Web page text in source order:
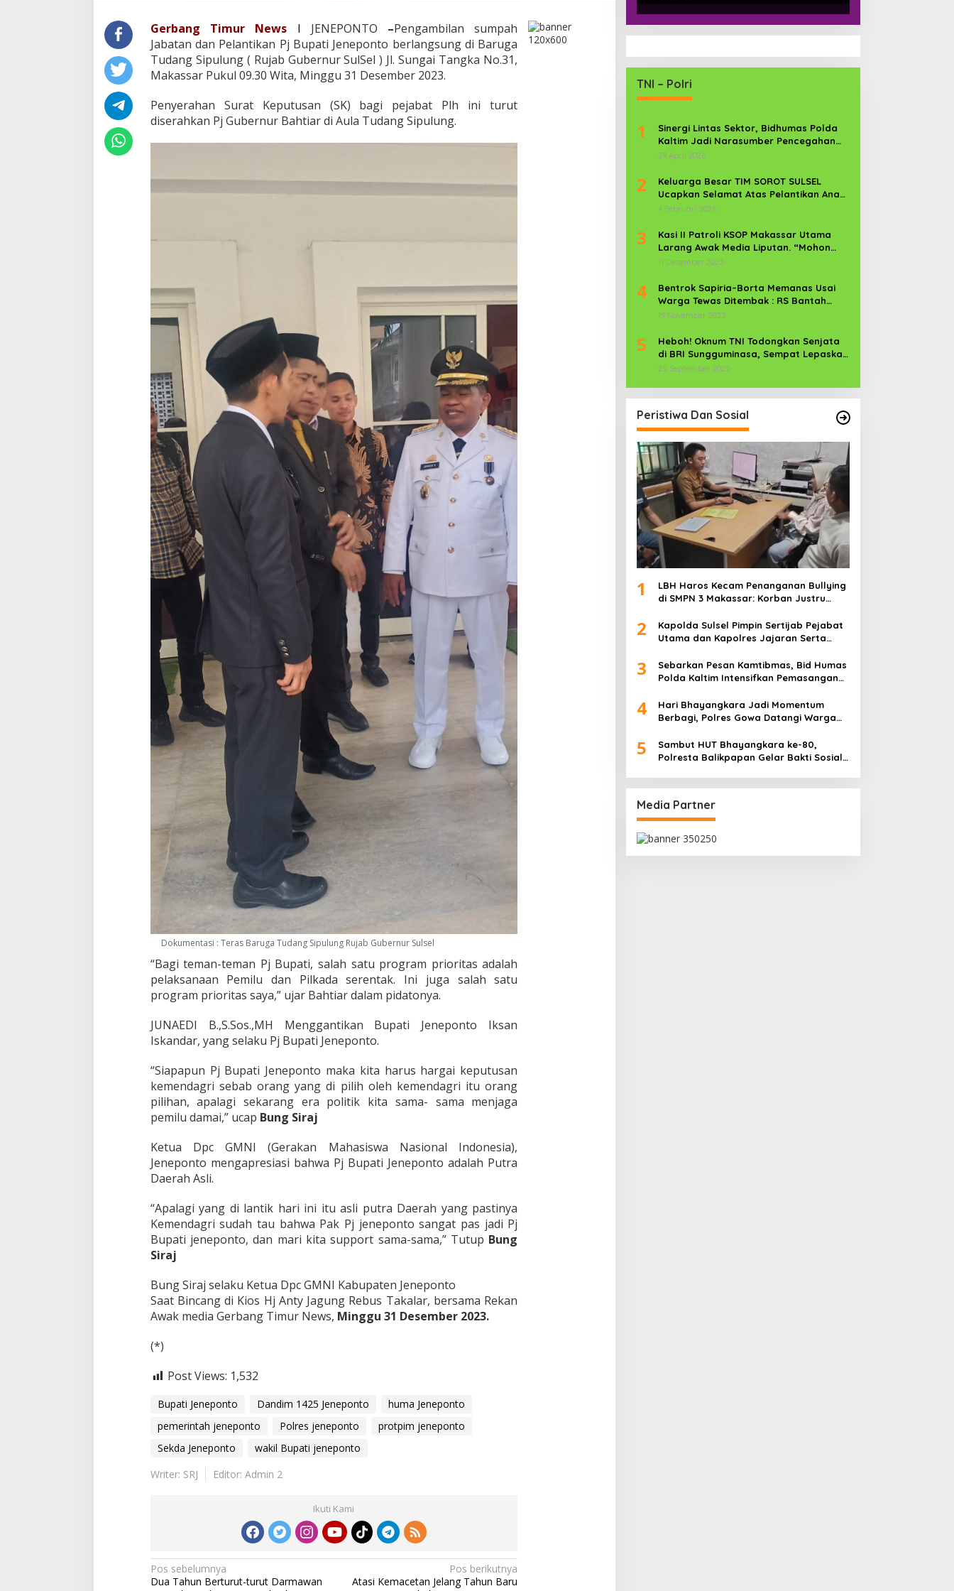
Gerbang Timur News I JENEPONTO –Pengambilan sumpah
Jabatan dan Pelantikan Pj Bupati Jeneponto berlangsung di Baruga
Tudang Sipulung ( Rujab Gubernur SulSel ) Jl. Sungai Tangka No.31,
Makassar Pukul 09.30 Wita, Minggu 31 Desember 2023.
Penyerahan Surat Keputusan (SK) bagi pejabat Plh ini turut
diserahkan Pj Gubernur Bahtiar di Aula Tudang Sipulung.
Dokumentasi : Teras Baruga Tudang Sipulung Rujab Gubernur Sulsel
“Bagi teman-teman Pj Bupati, salah satu program prioritas adalah
pelaksanaan Pemilu dan Pilkada serentak. Ini juga salah satu
program prioritas saya,” ujar Bahtiar dalam pidatonya.
JUNAEDI B.,S.Sos.,MH Menggantikan Bupati Jeneponto Iksan
Iskandar, yang selaku Pj Bupati Jeneponto.
“Siapapun Pj Bupati Jeneponto maka kita harus hargai keputusan
kemendagri sebab orang yang di pilih oleh kemendagri itu orang
pilihan, apalagi sekarang era politik kita sama- sama menjaga
pemilu damai,” ucap Bung Siraj
Ketua Dpc GMNI (Gerakan Mahasiswa Nasional Indonesia),
Jeneponto mengapresiasi bahwa Pj Bupati Jeneponto adalah Putra
Daerah Asli.
“Apalagi yang di lantik hari ini itu asli putra Daerah yang pastinya
Kemendagri sudah tau bahwa Pak Pj jeneponto sangat pas jadi Pj
Bupati jeneponto, dan mari kita support sama-sama,” Tutup Bung
Siraj
Bung Siraj selaku Ketua Dpc GMNI Kabupaten Jeneponto
Saat Bincang di Kios Hj Anty Jagung Rebus Takalar, bersama Rekan
Awak media Gerbang Timur News, Minggu 31 Desember 2023.
(*)
Post Views: 1,532
Bupati Jeneponto Dandim 1425 Jeneponto
huma Jeneponto
pemerintah jeneponto
Polres jeneponto
protpim jeneponto
Sekda Jeneponto
wakil Bupati jeneponto
Writer: SRJ
Editor: Admin 2
Ikuti Kami
N
Pos sebelumnya
Dua Tahun Berturut-turut Darmawan
Pos berikutnya
Atasi Kemacetan Jelang Tahun Baru
TNI – Polri
1
Sinergi Lintas Sektor, Bidhumas Polda
Kaltim Jadi Narasumber Pencegahan
Kekerasan Perempuan dan Anak
29 April 2026
2
Keluarga Besar TIM SOROT SULSEL
Ucapkan Selamat Atas Pelantikan Anak
Kr. Sijaya Pimred Gerbang Timur News
4 Februari 2026
3
Kasi II Patroli KSOP Makassar Utama
Larang Awak Media Liputan. “Mohon
Media Keluar”
11 Desember 2025
4
Bentrok Sapiria–Borta Memanas Usai
Warga Tewas Ditembak : RS Bantah
Lamban Tangani Korban, Aparat TNI-
19 November 2025
5
Heboh! Oknum TNI Todongkan Senjata
di BRI Sungguminasa, Sempat Lepaskan
Tembakan
25 September 2025
Peristiwa Dan Sosial
1
LBH Haros Kecam Penanganan Bullying
di SMPN 3 Makassar: Korban Justru
2
Kapolda Sulsel Pimpin Sertijab Pejabat
Utama dan Kapolres Jajaran Serta
3
Sebarkan Pesan Kamtibmas, Bid Humas
Polda Kaltim Intensifkan Pemasangan
4
Hari Bhayangkara Jadi Momentum
Berbagi, Polres Gowa Datangi Warga
5
Sambut HUT Bhayangkara ke-80,
Polresta Balikpapan Gelar Bakti Sosial
Media Partner